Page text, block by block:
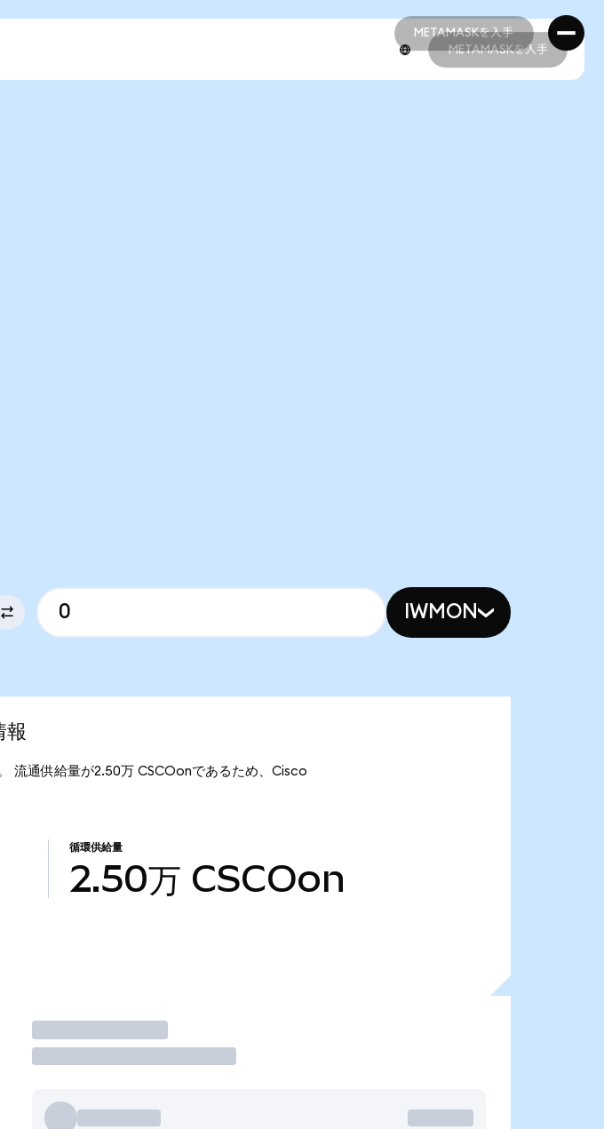
METAMASKを入手
METAMASKを入手
METAMASKを入手
IWMON
流通供給量が2.50万 CSCOonであるため、Cisco
循環供給量
2.50万 CSCOon
取引